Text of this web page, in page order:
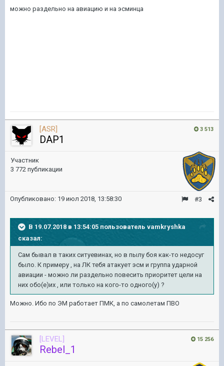
можно раздельно на авиацию и на эсминца
3 513
[ASR]
DAP1
Участник
3 772 публикации
#3
Опубликовано: 19 июл 2018, 13:58:30
В 19.07.2018 в 13:54:05 пользователь vamkryshka
сказал:
Сам бывал в таких ситуевинах, но в пылу боя как-то недосуг
было. К примеру , на ЛК тебя атакует эсм и группа ударной
авиации - можно ли раздельно повесить приоритет цели на
них обо(е)их , или только на кого-то одного(у) ?
Можно. Ибо по ЭМ работает ПМК, а по самолетам ПВО
15 256
[LEVEL]
Rebel_1